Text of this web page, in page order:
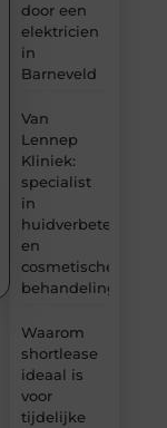
door een
elektricien
in
Barneveld
Van
Lennep
Kliniek:
specialist
in
huidverbetering
en
cosmetische
behandelingen
Waarom
shortlease
ideaal is
voor
tijdelijke